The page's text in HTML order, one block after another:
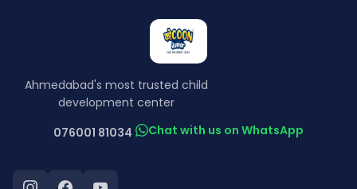
Ahmedabad's most trusted child
development center
076001 81034
Chat with us on WhatsApp